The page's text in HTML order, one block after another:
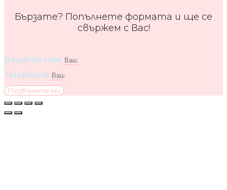
Бързате? Попълнете формата и ще се
свържем с Вас!
Вашето име
Telephone
Позвънете ми